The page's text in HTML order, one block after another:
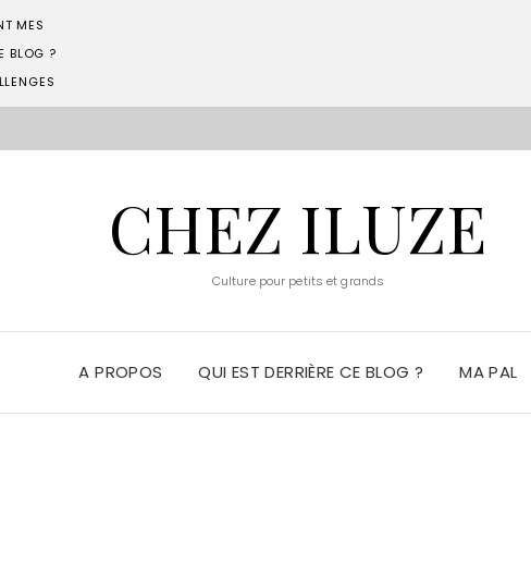
MES
BLOG ?
CHEZ ILUZE
Culture pour petits et grands
A PROPOS QUI EST DERRIÈRE CE BLOG ? MA PAL